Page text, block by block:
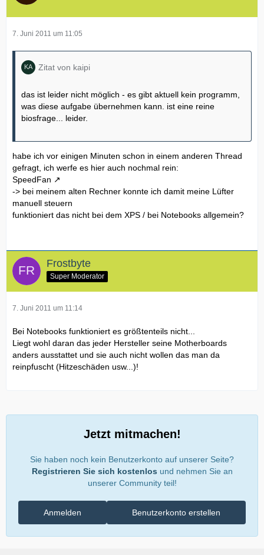
7. Juni 2011 um 11:05
Zitat von kaipi
das ist leider nicht möglich - es gibt aktuell kein programm,
was diese aufgabe übernehmen kann. ist eine reine
biosfrage... leider.
habe ich vor einigen Minuten schon in einem anderen Thread
gefragt, ich werfe es hier auch nochmal rein:
SpeedFan
-> bei meinem alten Rechner konnte ich damit meine Lüfter
manuell steuern
funktioniert das nicht bei dem XPS / bei Notebooks allgemein?
Frostbyte
Super Moderator
7. Juni 2011 um 11:14
Bei Notebooks funktioniert es größtenteils nicht...
Liegt wohl daran das jeder Hersteller seine Motherboards
anders ausstattet und sie auch nicht wollen das man da
reinpfuscht (Hitzeschäden usw...)!
Jetzt mitmachen!
Sie haben noch kein Benutzerkonto auf unserer Seite?
Registrieren Sie sich kostenlos und nehmen Sie an
unserer Community teil!
Benutzerkonto erstellen
Anmelden